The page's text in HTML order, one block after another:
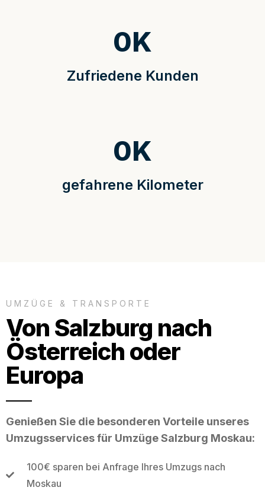
Zufriedene Kunden
0K
gefahrene Kilometer
0K
UMZÜGE & TRANSPORTE
Von Salzburg nach
Österreich oder
Europa
Genießen Sie die besonderen Vorteile unseres
Umzugsservices für Umzüge Salzburg Moskau:
100€ sparen bei Anfrage Ihres Umzugs nach
Moskau